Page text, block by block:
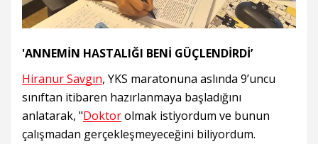
'ANNEMİN HASTALIĞI BENİ GÜÇLENDİRDİ’
Hiranur Savgın, YKS maratonuna aslında 9’uncu
sınıftan itibaren hazırlanmaya başladığını
anlatarak, "Doktorolmak istiyordum ve bunun
çalışmadan gerçekleşmeyeceğini biliyordum.